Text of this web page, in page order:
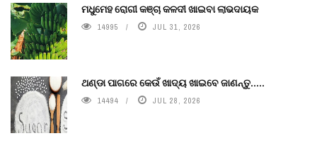
ମଧୁମେହ ରୋଗୀ କଞ୍ଚା କଳଦୀ ଖାଇବା ଲାଭଦାୟକ
14995 JUL 31, 2026
ଥଣ୍ଡା ପାଗରେ କେଉଁ ଖାଦ୍ୟ ଖାଇବେ ଜାଣନ୍ତୁ.....
14494 JUL 28, 2026